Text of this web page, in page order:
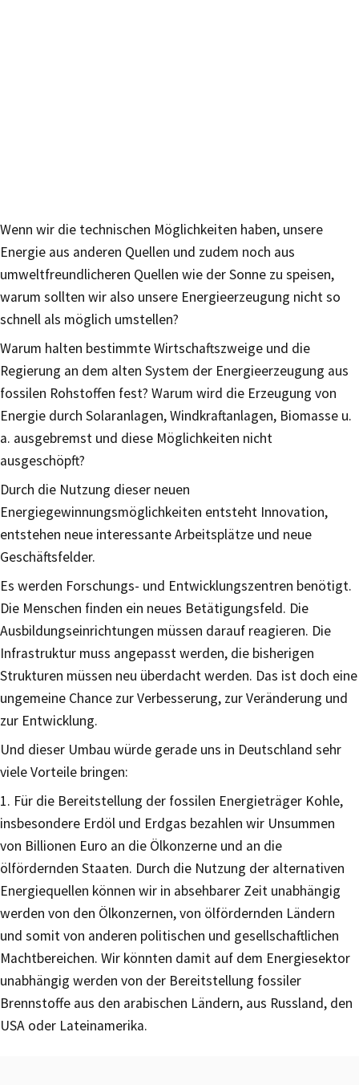
Wenn wir die technischen Möglichkeiten haben, unsere
Energie aus anderen Quellen und zudem noch aus
umweltfreundlicheren Quellen wie der Sonne zu speisen,
warum sollten wir also unsere Energieerzeugung nicht so
schnell als möglich umstellen?
Warum halten bestimmte Wirtschaftszweige und die
Regierung an dem alten System der Energieerzeugung aus
fossilen Rohstoffen fest? Warum wird die Erzeugung von
Energie durch Solaranlagen, Windkraftanlagen, Biomasse u.
a. ausgebremst und diese Möglichkeiten nicht
ausgeschöpft?
Durch die Nutzung dieser neuen
Energiegewinnungsmöglichkeiten entsteht Innovation,
entstehen neue interessante Arbeitsplätze und neue
Geschäftsfelder.
Es werden Forschungs- und Entwicklungszentren benötigt.
Die Menschen finden ein neues Betätigungsfeld. Die
Ausbildungseinrichtungen müssen darauf reagieren. Die
Infrastruktur muss angepasst werden, die bisherigen
Strukturen müssen neu überdacht werden. Das ist doch eine
ungemeine Chance zur Verbesserung, zur Veränderung und
zur Entwicklung.
Und dieser Umbau würde gerade uns in Deutschland sehr
viele Vorteile bringen:
1. Für die Bereitstellung der fossilen Energieträger Kohle,
insbesondere Erdöl und Erdgas bezahlen wir Unsummen
von Billionen Euro an die Ölkonzerne und an die
ölfördernden Staaten. Durch die Nutzung der alternativen
Energiequellen können wir in absehbarer Zeit unabhängig
werden von den Ölkonzernen, von ölfördernden Ländern
und somit von anderen politischen und gesellschaftlichen
Machtbereichen. Wir könnten damit auf dem Energiesektor
unabhängig werden von der Bereitstellung fossiler
Brennstoffe aus den arabischen Ländern, aus Russland, den
USA oder Lateinamerika.